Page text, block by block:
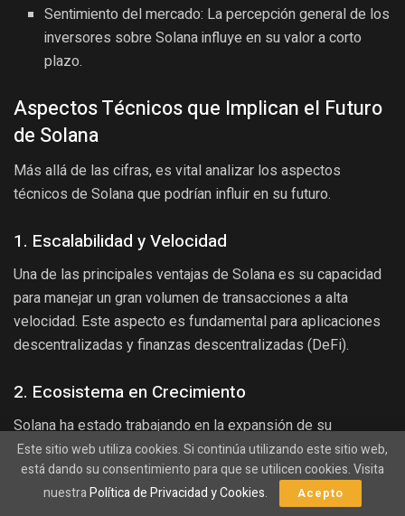
Sentimiento del mercado: La percepción general de los
inversores sobre Solana influye en su valor a corto
plazo.
Aspectos Técnicos que Implican el Futuro
de Solana
Más allá de las cifras, es vital analizar los aspectos
técnicos de Solana que podrían influir en su futuro.
1. Escalabilidad y Velocidad
Una de las principales ventajas de Solana es su capacidad
para manejar un gran volumen de transacciones a alta
velocidad. Este aspecto es fundamental para aplicaciones
descentralizadas y finanzas descentralizadas (DeFi).
2. Ecosistema en Crecimiento
Solana ha estado trabajando en la expansión de su
ecosistema. Algunos de los puntos a tener en cuenta son:
Proyectos emergentes: La aparición de nuevos
proyectos en la red puede atraer más usuarios.
Este sitio web utiliza cookies. Si continúa utilizando este sitio web,
está dando su consentimiento para que se utilicen cookies. Visita
nuestraPolítica de Privacidad y Cookies. Acepto